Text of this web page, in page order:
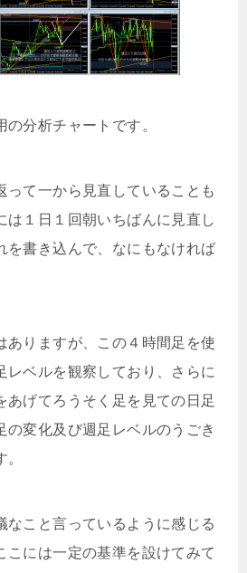
分析チャートです。
って一から見直していることも
は１日１回朝いちばんに見直し
を書き込んで、なにもなければ
ありますが、この４時間足を使
レベルを観察しており、さらに
あげてろうそく足を見ての日足
の変化及び週足レベルのうごき
なこと言っているように感じる
こには一定の基準を設けてみて